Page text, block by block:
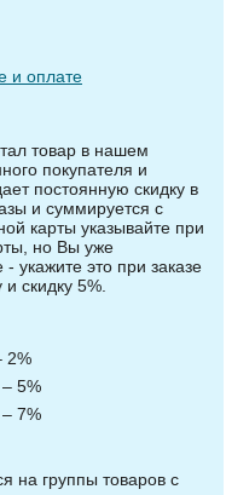
и оплате
товар в нашем
покупателя и
постоянную скидку в
и суммируется с
карты указывайте при
но Вы уже
укажите это при заказе
скидку 5%.
2%
5%
7%
на группы товаров с